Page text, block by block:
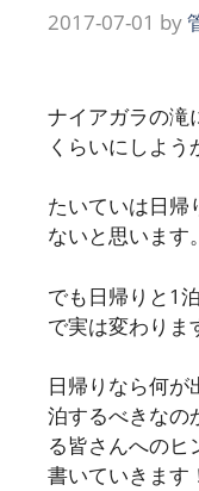
2017-07-01 by
ナイアガラの滝
くらいにしよう
たいていは日帰
ないと思います。
でも日帰りと1
で実は変わりま
日帰りなら何が
泊するべきなの
る皆さんへのヒ
書いていきま